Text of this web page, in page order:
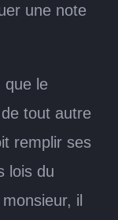
une note
que le
tout autre
remplir ses
lois du
il